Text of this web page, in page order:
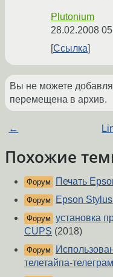
Plutonium
28.02.2008
Ссылка
Вы не можете
перемещена в архив.
←
Похожие
Форум Печать
Форум Epson
Форум установка
CUPS (2018)
Форум
телетайпа-